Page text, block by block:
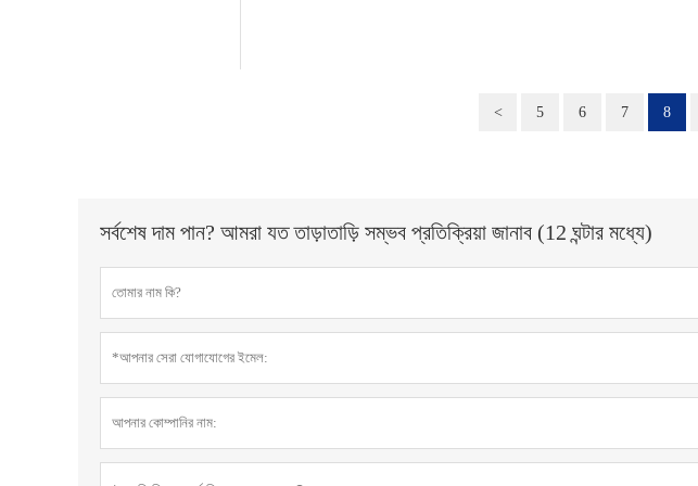
< 5 6 7 8
সর্বশেষ দাম পান? আমরা যত তাড়াতাড়ি সম্ভব প্রতিক্রিয়া জানাব (12 ঘন্টার মধ্যে)